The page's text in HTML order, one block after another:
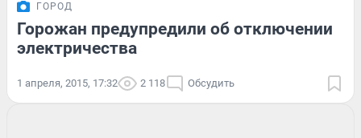
ГОРОД
Горожан предупредили об отключении
электричества
1 апреля, 2015, 17:32 2 118 Обсудить